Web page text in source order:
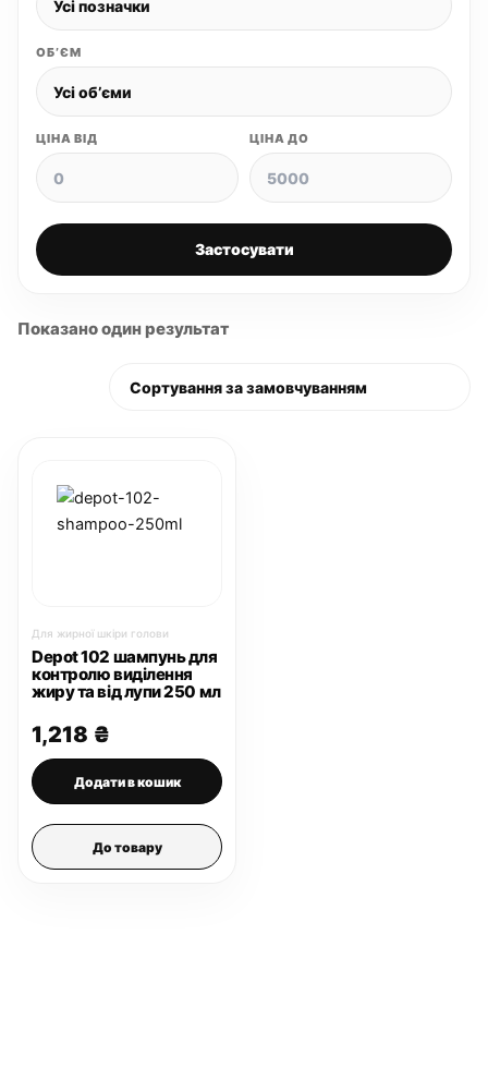
ОБʼЄМ
ЦІНА ВІД ЦІНА ДО
Застосувати
Показано один результат
Для жирної шкіри голови
Depot 102 шампунь для
контролю виділення
жиру та від лупи 250 мл
1,218 ₴
Додати в кошик
До товару